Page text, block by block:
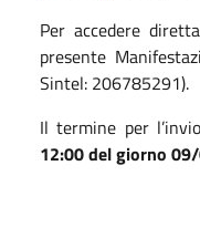
Per accedere
presente
Sintel: 206785291).
Il termine per
12:00 del giorno